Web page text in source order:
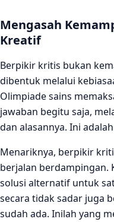
Mengasah
Kreatif
Berpikir kritis bukan
dibentuk melalui
Olimpiade sains
jawaban begitu saja,
dan alasannya. Ini
Menariknya, berpikir
berjalan berdampingan.
solusi alternatif untuk
secara tidak sadar juga
sudah ada. Inilah yang